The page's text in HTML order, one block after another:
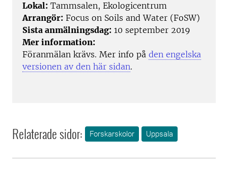
Lokal: Tammsalen, Ekologicentrum
Arrangör: Focus on Soils and Water (FoSW)
Sista anmälningsdag: 10 september 2019
Mer information:
Föranmälan krävs. Mer info på den engelska
versionen av den här sidan.
Relaterade sidor: Forskarskolor Uppsala